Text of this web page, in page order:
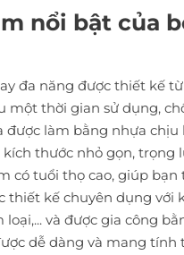
nổi bật của
đa năng được thiết kế
một thời gian sử dụng,
được làm bằng nhựa
kích thước nhỏ gọn, trọng
có tuổi thọ cao, giúp
thiết kế chuyên dụng với
loại,... và được gia công
dễ dàng và mang